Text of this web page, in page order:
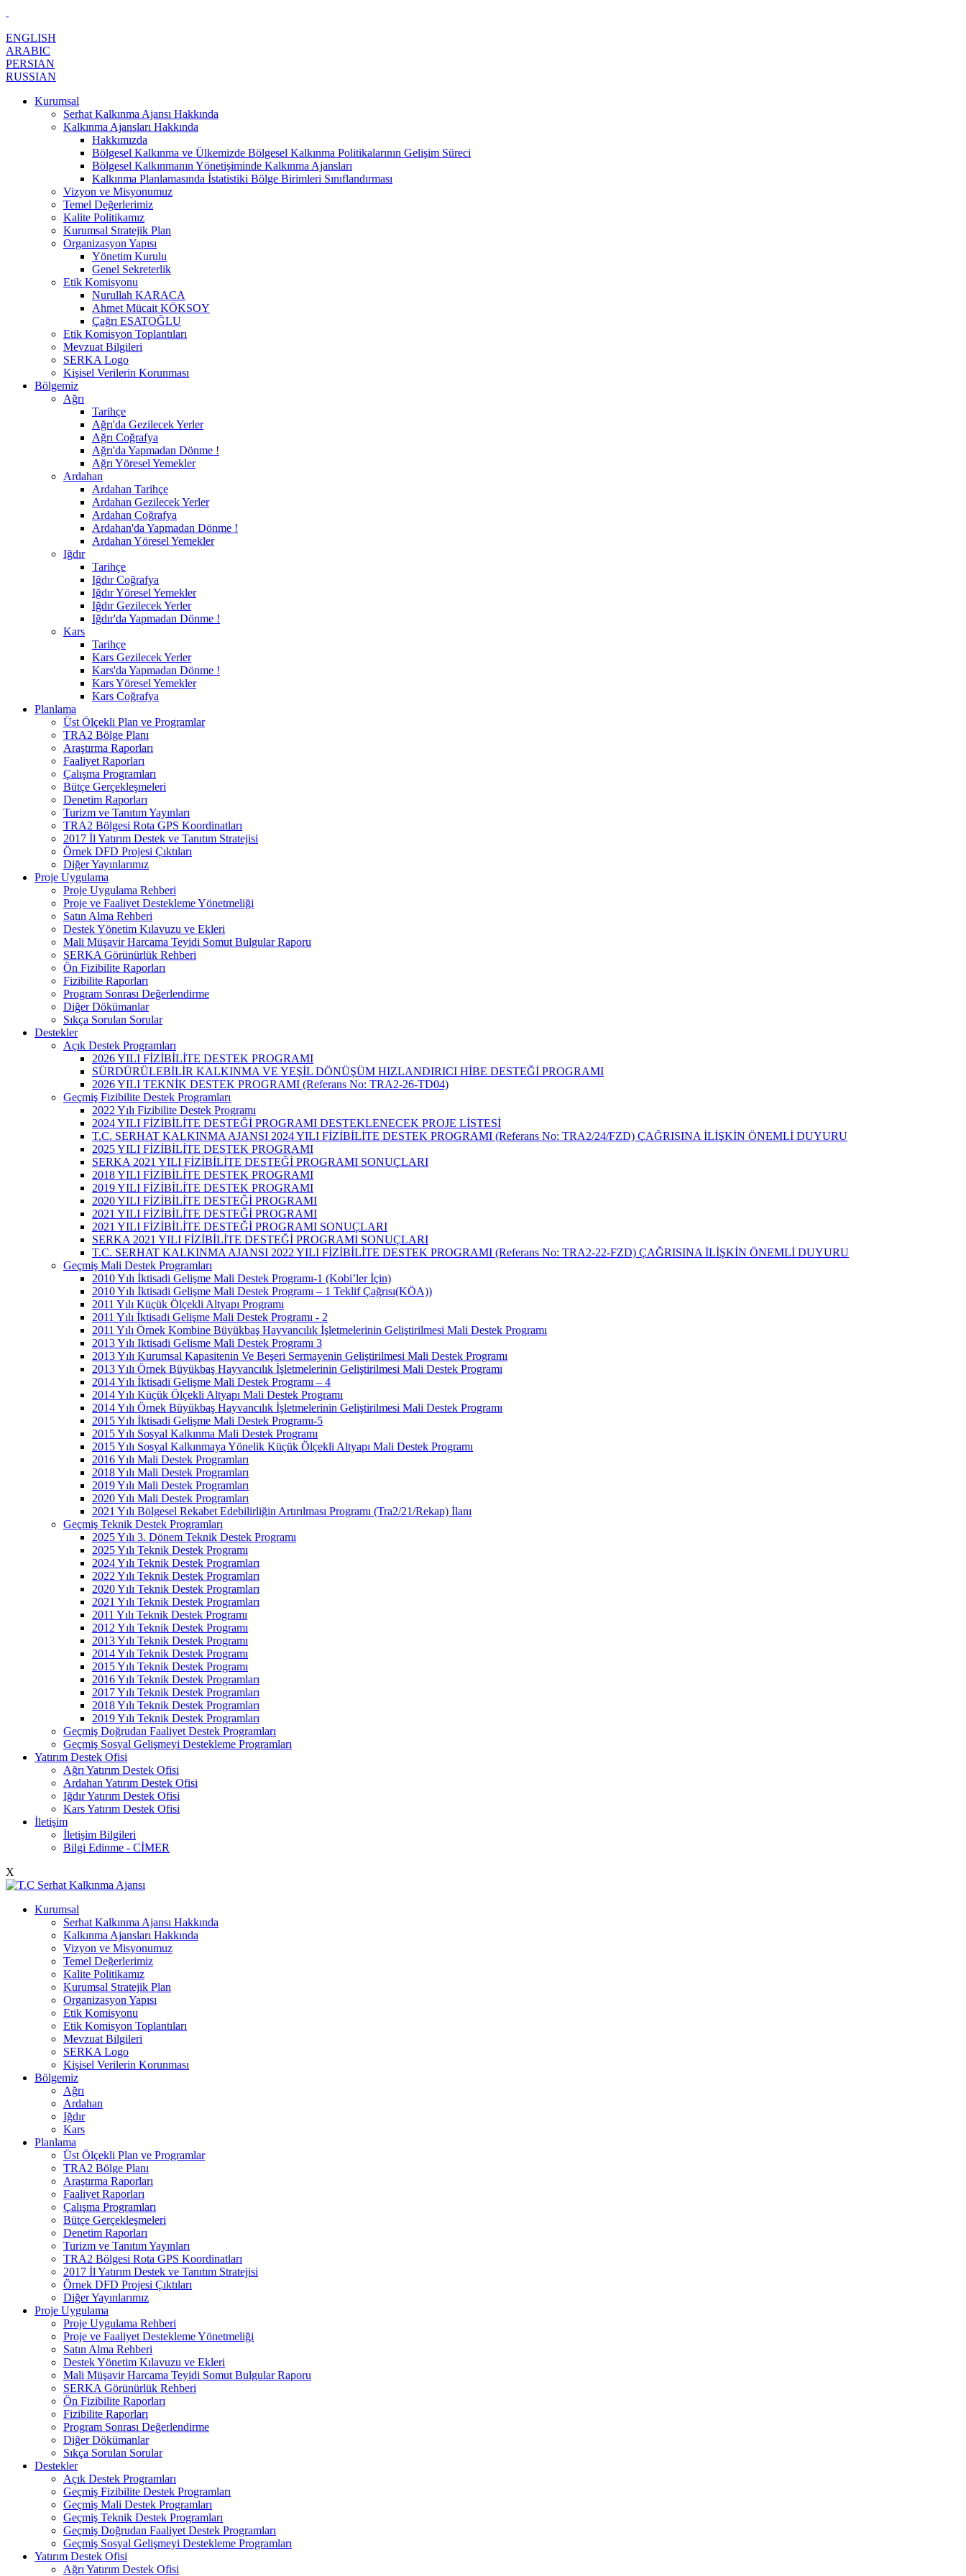
ENGLISH
ARABIC
PERSIAN
RUSSIAN
Kurumsal
Serhat Kalkınma Ajansı Hakkında
Kalkınma Ajansları Hakkında
Hakkımızda
Bölgesel Kalkınma ve Ülkemizde Bölgesel Kalkınma Politikalarının Gelişim Süreci
Bölgesel Kalkınmanın Yönetişiminde Kalkınma Ajansları
Kalkınma Planlamasında İstatistiki Bölge Birimleri Sınıflandırması
Vizyon ve Misyonumuz
Temel Değerlerimiz
Kalite Politikamız
Kurumsal Stratejik Plan
Organizasyon Yapısı
Yönetim Kurulu
Genel Sekreterlik
Etik Komisyonu
Nurullah KARACA
Ahmet Mücait KÖKSOY
Çağrı ESATOĞLU
Etik Komisyon Toplantıları
Mevzuat Bilgileri
SERKA Logo
Kişisel Verilerin Korunması
Bölgemiz
Ağrı
Tarihçe
Ağrı'da Gezilecek Yerler
Ağrı Coğrafya
Ağrı'da Yapmadan Dönme !
Ağrı Yöresel Yemekler
Ardahan
Ardahan Tarihçe
Ardahan Gezilecek Yerler
Ardahan Coğrafya
Ardahan'da Yapmadan Dönme !
Ardahan Yöresel Yemekler
Iğdır
Tarihçe
Iğdır Coğrafya
Iğdır Yöresel Yemekler
Iğdır Gezilecek Yerler
Iğdır'da Yapmadan Dönme !
Kars
Tarihçe
Kars Gezilecek Yerler
Kars'da Yapmadan Dönme !
Kars Yöresel Yemekler
Kars Coğrafya
Planlama
Üst Ölçekli Plan ve Programlar
TRA2 Bölge Planı
Araştırma Raporları
Faaliyet Raporları
Çalışma Programları
Bütçe Gerçekleşmeleri
Denetim Raporları
Turizm ve Tanıtım Yayınları
TRA2 Bölgesi Rota GPS Koordinatları
2017 İl Yatırım Destek ve Tanıtım Stratejisi
Örnek DFD Projesi Çıktıları
Diğer Yayınlarımız
Proje Uygulama
Proje Uygulama Rehberi
Proje ve Faaliyet Destekleme Yönetmeliği
Satın Alma Rehberi
Destek Yönetim Kılavuzu ve Ekleri
Mali Müşavir Harcama Teyidi Somut Bulgular Raporu
SERKA Görünürlük Rehberi
Ön Fizibilite Raporları
Fizibilite Raporları
Program Sonrası Değerlendirme
Diğer Dökümanlar
Sıkça Sorulan Sorular
Destekler
Açık Destek Programları
2026 YILI FİZİBİLİTE DESTEK PROGRAMI
SÜRDÜRÜLEBİLİR KALKINMA VE YEŞİL DÖNÜŞÜM HIZLANDIRICI HİBE DESTEĞİ PROGRAMI
2026 YILI TEKNİK DESTEK PROGRAMI (Referans No: TRA2-26-TD04)
Geçmiş Fizibilite Destek Programları
2022 Yılı Fizibilite Destek Programı
2024 YILI FİZİBİLİTE DESTEĞİ PROGRAMI DESTEKLENECEK PROJE LİSTESİ
T.C. SERHAT KALKINMA AJANSI 2024 YILI FİZİBİLİTE DESTEK PROGRAMI (Referans No: TRA2/24/FZD) ÇAĞRISINA İLİŞKİN ÖNEMLİ DUYURU
2025 YILI FİZİBİLİTE DESTEK PROGRAMI
SERKA 2021 YILI FİZİBİLİTE DESTEĞİ PROGRAMI SONUÇLARI
2018 YILI FİZİBİLİTE DESTEK PROGRAMI
2019 YILI FİZİBİLİTE DESTEK PROGRAMI
2020 YILI FİZİBİLİTE DESTEĞİ PROGRAMI
2021 YILI FİZİBİLİTE DESTEĞİ PROGRAMI
2021 YILI FİZİBİLİTE DESTEĞİ PROGRAMI SONUÇLARI
SERKA 2021 YILI FİZİBİLİTE DESTEĞİ PROGRAMI SONUÇLARI
T.C. SERHAT KALKINMA AJANSI 2022 YILI FİZİBİLİTE DESTEK PROGRAMI (Referans No: TRA2-22-FZD) ÇAĞRISINA İLİŞKİN ÖNEMLİ DUYURU
Geçmiş Mali Destek Programları
2010 Yılı İktisadi Gelişme Mali Destek Programı-1 (Kobi’ler İçin)
2010 Yılı İktisadi Gelişme Mali Destek Programı – 1 Teklif Çağrısı(KÖA))
2011 Yılı Küçük Ölçekli Altyapı Programı
2011 Yılı İktisadi Gelişme Mali Destek Programı - 2
2011 Yılı Örnek Kombine Büyükbaş Hayvancılık İşletmelerinin Geliştirilmesi Mali Destek Programı
2013 Yılı Iktisadi Gelisme Mali Destek Programı 3
2013 Yılı Kurumsal Kapasitenin Ve Beşeri Sermayenin Geliştirilmesi Mali Destek Programı
2013 Yılı Örnek Büyükbaş Hayvancılık İşletmelerinin Geliştirilmesi Mali Destek Programı
2014 Yılı İktisadi Gelişme Mali Destek Programı – 4
2014 Yılı Küçük Ölçekli Altyapı Mali Destek Programı
2014 Yılı Örnek Büyükbaş Hayvancılık İşletmelerinin Geliştirilmesi Mali Destek Programı
2015 Yılı İktisadi Gelişme Mali Destek Programı-5
2015 Yılı Sosyal Kalkınma Mali Destek Programı
2015 Yılı Sosyal Kalkınmaya Yönelik Küçük Ölçekli Altyapı Mali Destek Programı
2016 Yılı Mali Destek Programları
2018 Yılı Mali Destek Programları
2019 Yılı Mali Destek Programları
2020 Yılı Mali Destek Programları
2021 Yılı Bölgesel Rekabet Edebilirliğin Artırılması Programı (Tra2/21/Rekap) İlanı
Geçmiş Teknik Destek Programları
2025 Yılı 3. Dönem Teknik Destek Programı
2025 Yılı Teknik Destek Programı
2024 Yılı Teknik Destek Programları
2022 Yılı Teknik Destek Programları
2020 Yılı Teknik Destek Programları
2021 Yılı Teknik Destek Programları
2011 Yılı Teknik Destek Programı
2012 Yılı Teknik Destek Programı
2013 Yılı Teknik Destek Programı
2014 Yılı Teknik Destek Programı
2015 Yılı Teknik Destek Programı
2016 Yılı Teknik Destek Programları
2017 Yılı Teknik Destek Programları
2018 Yılı Teknik Destek Programları
2019 Yılı Teknik Destek Programları
Geçmiş Doğrudan Faaliyet Destek Programları
Geçmiş Sosyal Gelişmeyi Destekleme Programları
Yatırım Destek Ofisi
Ağrı Yatırım Destek Ofisi
Ardahan Yatırım Destek Ofisi
Iğdır Yatırım Destek Ofisi
Kars Yatırım Destek Ofisi
İletişim
İletişim Bilgileri
Bilgi Edinme - CİMER
X
Kurumsal
Serhat Kalkınma Ajansı Hakkında
Kalkınma Ajansları Hakkında
Vizyon ve Misyonumuz
Temel Değerlerimiz
Kalite Politikamız
Kurumsal Stratejik Plan
Organizasyon Yapısı
Etik Komisyonu
Etik Komisyon Toplantıları
Mevzuat Bilgileri
SERKA Logo
Kişisel Verilerin Korunması
Bölgemiz
Ağrı
Ardahan
Iğdır
Kars
Planlama
Üst Ölçekli Plan ve Programlar
TRA2 Bölge Planı
Araştırma Raporları
Faaliyet Raporları
Çalışma Programları
Bütçe Gerçekleşmeleri
Denetim Raporları
Turizm ve Tanıtım Yayınları
TRA2 Bölgesi Rota GPS Koordinatları
2017 İl Yatırım Destek ve Tanıtım Stratejisi
Örnek DFD Projesi Çıktıları
Diğer Yayınlarımız
Proje Uygulama
Proje Uygulama Rehberi
Proje ve Faaliyet Destekleme Yönetmeliği
Satın Alma Rehberi
Destek Yönetim Kılavuzu ve Ekleri
Mali Müşavir Harcama Teyidi Somut Bulgular Raporu
SERKA Görünürlük Rehberi
Ön Fizibilite Raporları
Fizibilite Raporları
Program Sonrası Değerlendirme
Diğer Dökümanlar
Sıkça Sorulan Sorular
Destekler
Açık Destek Programları
Geçmiş Fizibilite Destek Programları
Geçmiş Mali Destek Programları
Geçmiş Teknik Destek Programları
Geçmiş Doğrudan Faaliyet Destek Programları
Geçmiş Sosyal Gelişmeyi Destekleme Programları
Yatırım Destek Ofisi
Ağrı Yatırım Destek Ofisi